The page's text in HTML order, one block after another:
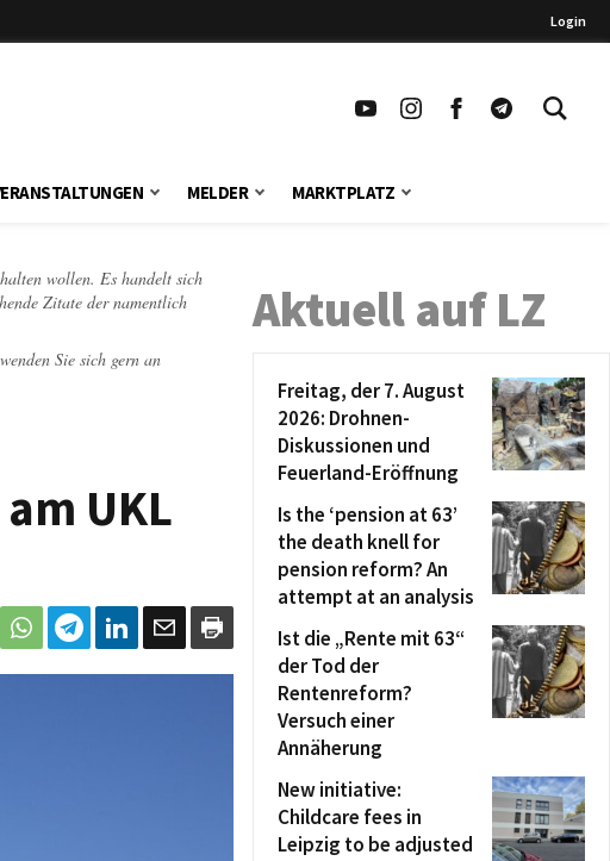
Login
MELDER MARKTPLATZ
wollen. Es handelt sich
Zitate der namentlich
Sie sich gern an
UKL
Aktuell auf LZ
Freitag, der 7. August
2026: Drohnen-
Diskussionen und
Feuerland-Eröffnung
Is the ‘pension at 63’
the death knell for
pension reform? An
attempt at an analysis
Ist die „Rente mit 63“
der Tod der
Rentenreform?
Versuch einer
Annäherung
New initiative:
Childcare fees in
Leipzig to be adjusted